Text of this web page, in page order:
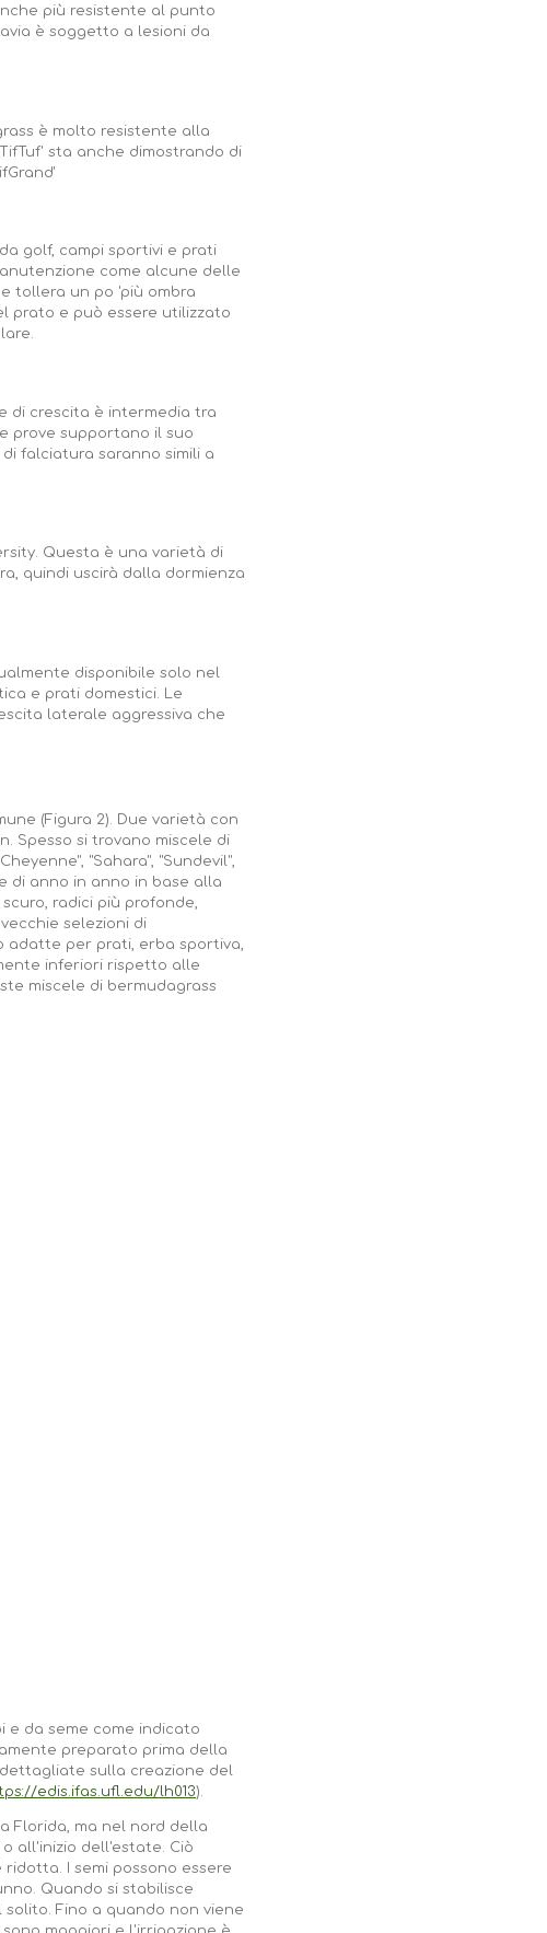
più resistente al punto
è soggetto a lesioni da
è molto resistente alla
sta anche dimostrando di
golf, campi sportivi e prati
come alcune delle
tollera un po 'più ombra
prato e può essere utilizzato
di crescita è intermedia tra
prove supportano il suo
falciatura saranno simili a
Questa è una varietà di
quindi uscirà dalla dormienza
disponibile solo nel
e prati domestici. Le
laterale aggressiva che
(Figura 2). Due varietà con
Spesso si trovano miscele di
"Sahara", "Sundevil",
di anno in anno in base alla
radici più profonde,
selezioni di
adatte per prati, erba sportiva,
inferiori rispetto alle
miscele di bermudagrass
e da seme come indicato
preparato prima della
sulla creazione del
edis.ifas.ufl.edu/lh013).
Florida, ma nel nord della
all'inizio dell'estate. Ciò
I semi possono essere
Quando si stabilisce
Fino a quando non viene